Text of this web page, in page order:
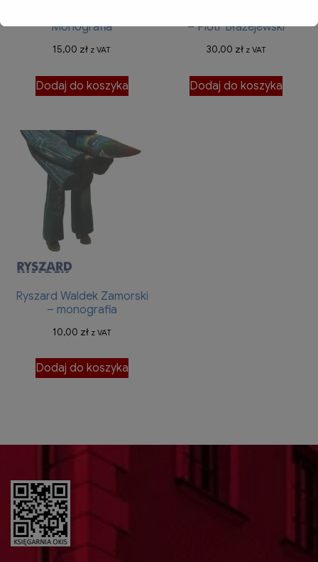
Monografia
15,00 zł z VAT
Dodaj do koszyka
– Piotr Błażejewski
30,00 zł z VAT
Dodaj do koszyka
Ryszard Waldek Zamorski
– monografia
10,00 zł z VAT
Dodaj do koszyka